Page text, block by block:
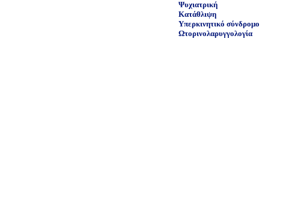
Ψυχιατρική
Κατάθλιψη
Υπερκινητικό σύνδρομο
Ωτορινολαρυγγολογία